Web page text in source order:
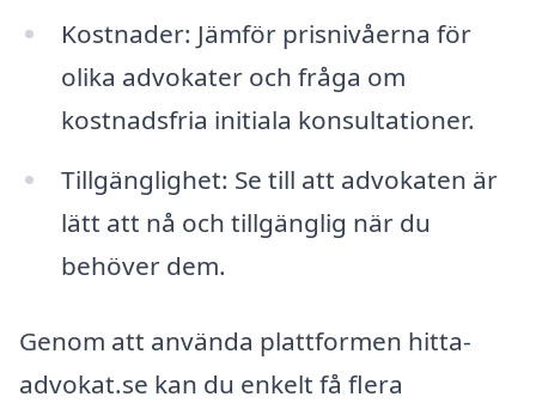
Kostnader: Jämför prisnivåerna för
olika advokater och fråga om
kostnadsfria initiala konsultationer.
Tillgänglighet: Se till att advokaten är
lätt att nå och tillgänglig när du
behöver dem.
Genom att använda plattformen hitta-
advokat.se kan du enkelt få flera